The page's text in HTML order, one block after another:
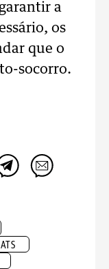
a
os
que o
socorro.